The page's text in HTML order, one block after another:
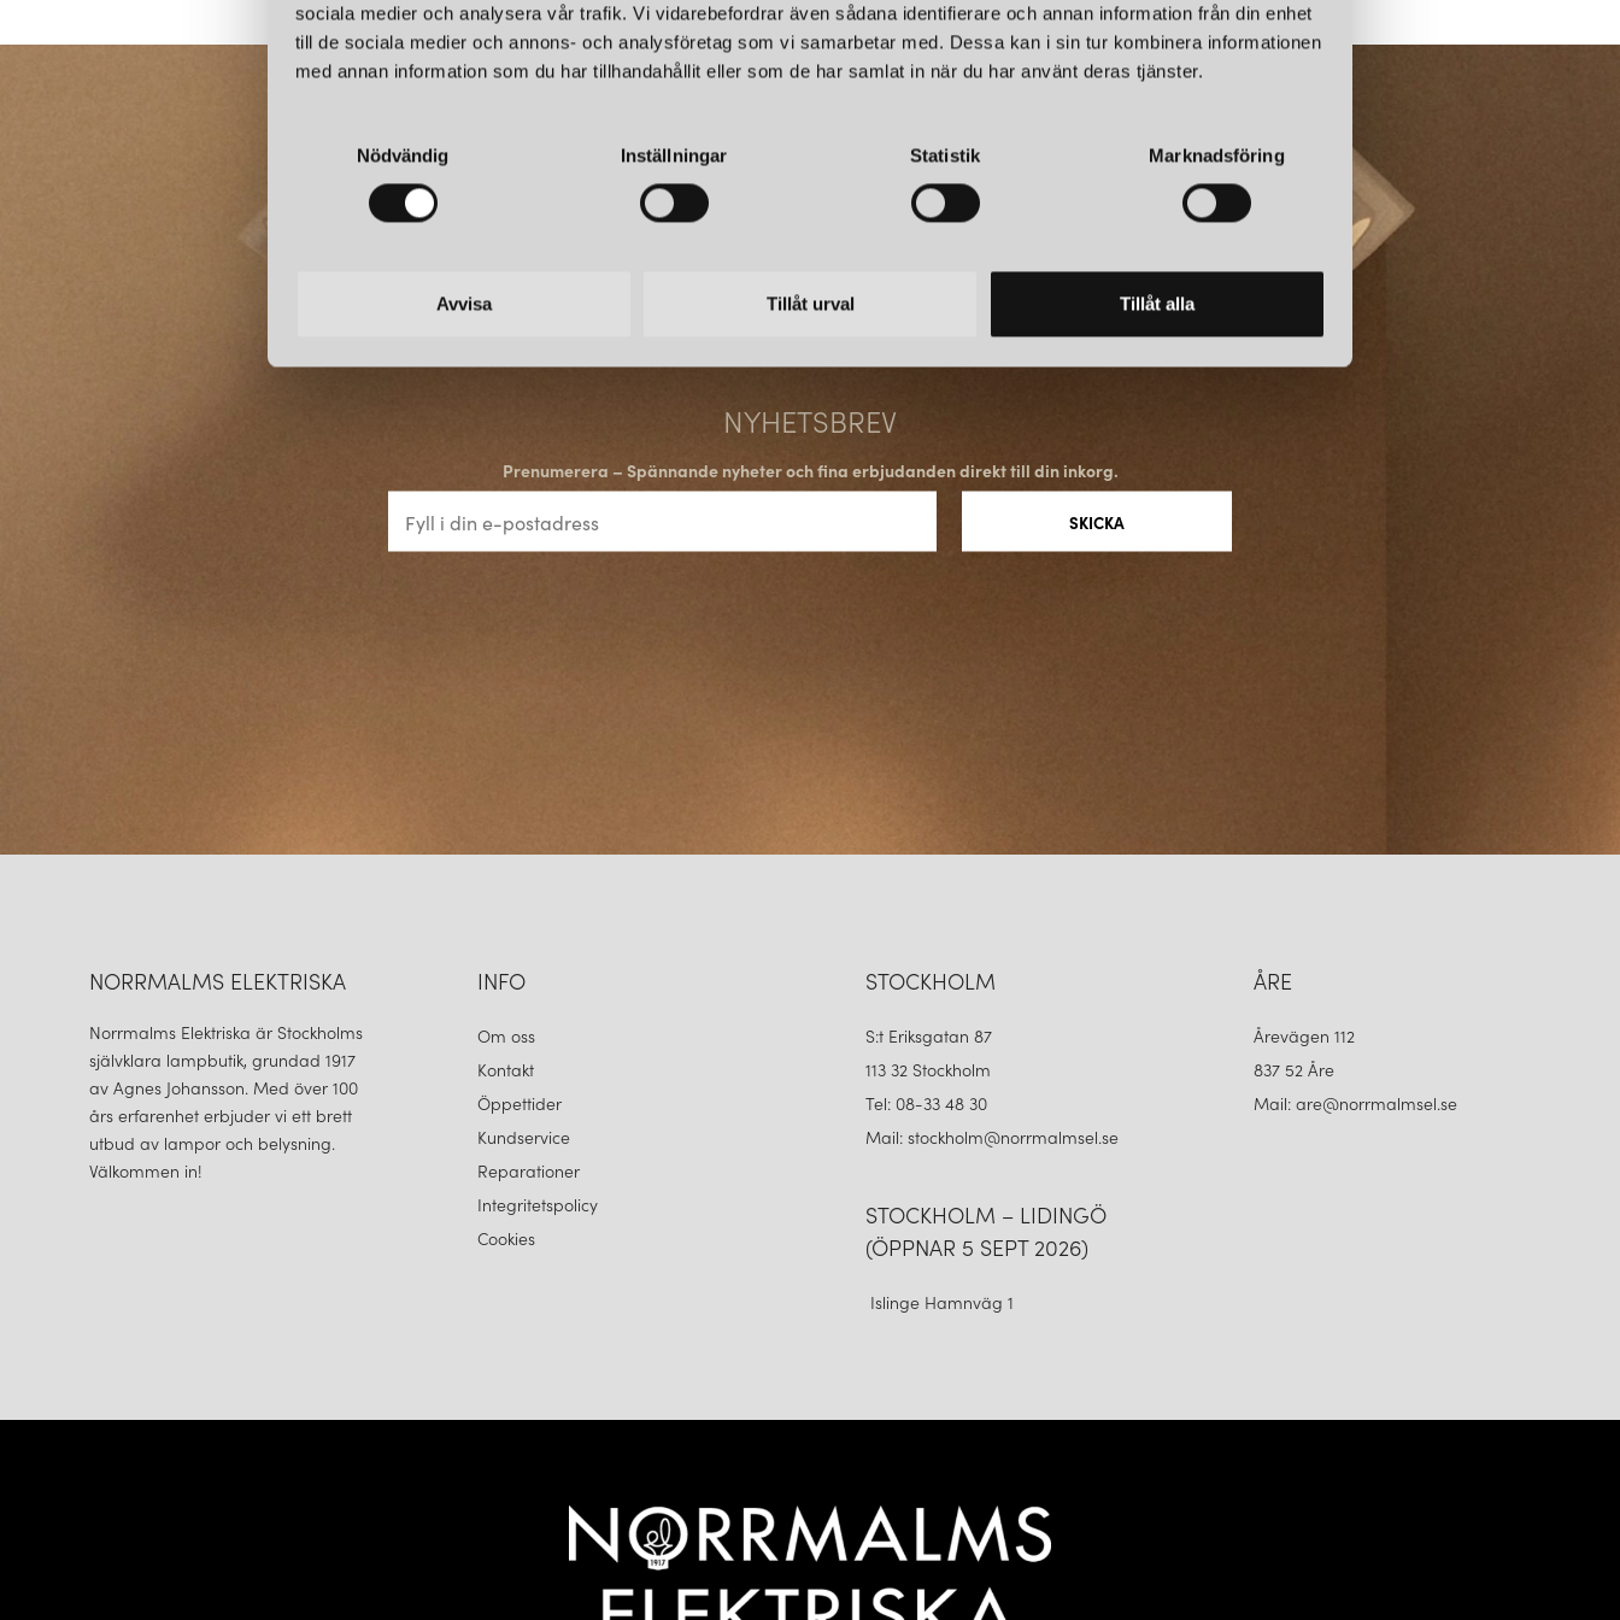
sociala medier och analysera vår trafik. Vi vidarebefordrar även sådana identifierare och annan information från din enhet
till de sociala medier och annons- och analysföretag som vi samarbetar med. Dessa kan i sin tur kombinera informationen
med annan information som du har tillhandahållit eller som de har samlat in när du har använt deras tjänster.
s
Nödvändig Inställningar Statistik Marknadsföring
Avvisa Tillåt urval Tillåt alla
Bland företagets mest uppskattade lampor finns deras runda och diskreta plafonder, ofta med
textil- eller metallfinish. Dessa lampor är designade för att ge ett jämnt och behagligt ljus i
rummet och kan kombineras med andra lampor från Watt & Veke för en komplett ljussättning.
HÅLLBARHET OCH LÅNGSIKTIGHET
Watt & Veke strävar efter att skapa lampor med lång livslängd, både vad gäller design och
kvalitet. Produkterna kan återanvändas och anpassas med olika skärmar, vilket gör dem hållbara
ANVÄNDNING I HEMMET OCH MILJÖER
Lamporna och plafonderna fungerar väl i vardagsrum, sovrum och entréer, men passar också i
Veke möta olika inredningsstilar och behov.
SAMMANFATTNING
NYHETSBREV
Prenumerera – Spännande nyheter och fina erbjudanden direkt till din inkorg.
NORRMALMS ELEKTRISKA
Norrmalms Elektriska är Stockholms
självklara lampbutik, grundad 1917
av Agnes Johansson. Med över 100
års erfarenhet erbjuder vi ett brett
utbud av lampor och belysning.
Välkommen in!
INFO
Om oss
Kontakt
Öppettider
Kundservice
Reparationer
Integritetspolicy
Cookies
STOCKHOLM
S:t Eriksgatan 87
113 32 Stockholm
Tel: 08-33 48 30
Mail: stockholm@norrmalmsel.se
STOCKHOLM – LIDINGÖ
(ÖPPNAR 5 SEPT 2026)
Islinge Hamnväg 1
ÅRE
Årevägen 112
837 52 Åre
Mail: are@norrmalmsel.se